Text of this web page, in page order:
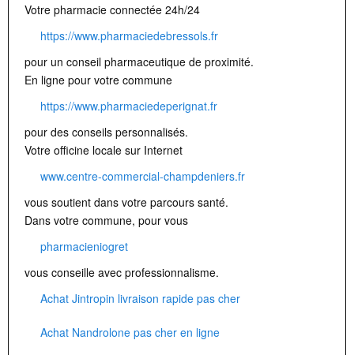
Votre pharmacie connectée 24h/24
https://www.pharmaciedebressols.fr
pour un conseil pharmaceutique de proximité.
En ligne pour votre commune
https://www.pharmaciedeperignat.fr
pour des conseils personnalisés.
Votre officine locale sur Internet
www.centre-commercial-champdeniers.fr
vous soutient dans votre parcours santé.
Dans votre commune, pour vous
pharmacieniogret
vous conseille avec professionnalisme.
Achat Jintropin livraison rapide pas cher
Achat Nandrolone pas cher en ligne